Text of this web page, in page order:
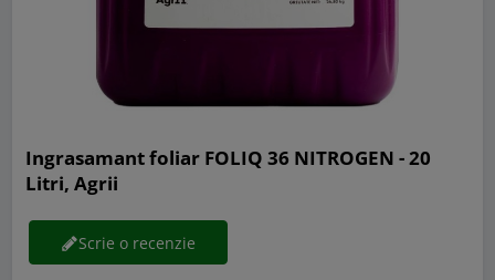
Ingrasamant foliar FOLIQ 36 NITROGEN - 20
Litri, Agrii
Scrie o recenzie